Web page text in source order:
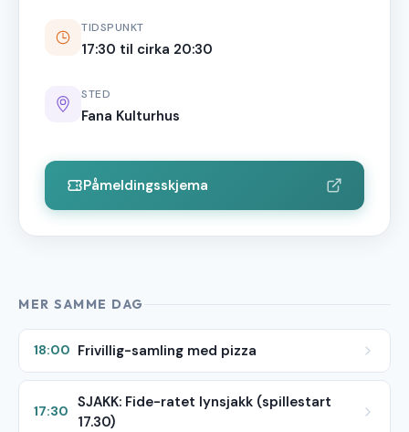
TIDSPUNKT
17:30 til cirka 20:30
STED
Fana Kulturhus
Påmeldingsskjema
MER SAMME DAG
18:00 Frivillig-samling med pizza
17:30
SJAKK: Fide-ratet lynsjakk (spillestart
17.30)